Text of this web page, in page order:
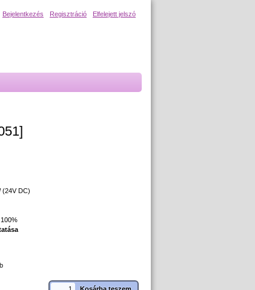
Bejelentkezés Regisztráció Elfelejett jelszó
(24V DC)